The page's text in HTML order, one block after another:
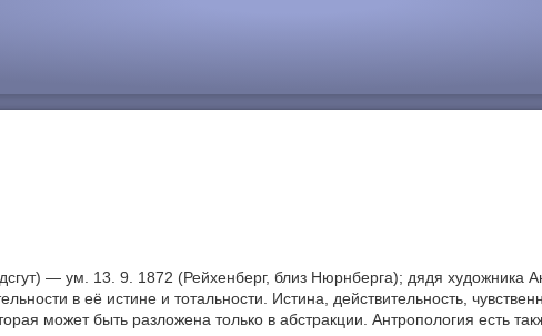
— ум. 13. 9. 1872 (Рейхенберг, близ Нюрнберга); дядя художника
в её истине и тотальности. Истина, действительность,
может быть разложена только в абстракции. Антропология есть